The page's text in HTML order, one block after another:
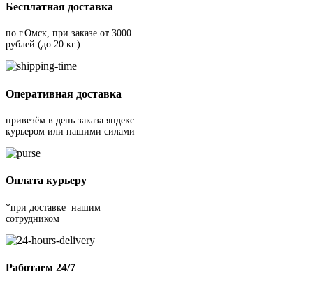
Бесплатная доставка
по г.Омск, при заказе от 3000
рублей (до 20 кг.)
Оперативная доставка
привезём в день заказа яндекс
курьером или нашими силами
Оплата курьеру
*при доставке нашим
сотрудником
Работаем 24/7